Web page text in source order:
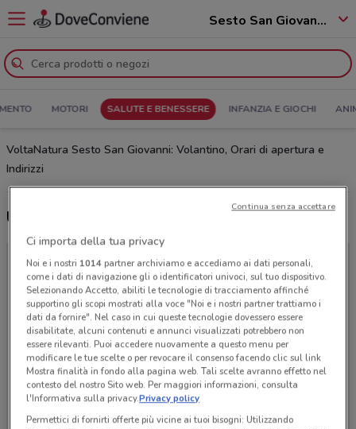
Sesto San Giovanni - 20099
MOTORI SALUTE E BENESSERE INFANZIA E GIOCHI
VoltaNatura Sesto San Giovanni: Volantino, Orari di apertura e
Indirizzi
Ultime offerte del volantino VoltaNatura
Ci importa della tua privacy
Noi e i nostri 1014partner archiviamo e accediamo ai dati personali,
come i dati di navigazione gli o identificatori univoci, sul tuo dispositivo.
Selezionando Accetto, abiliti le tecnologie di tracciamento affinché
supportino gli scopi mostrati alla voce "Noi e i nostri partner trattiamo i
dati da fornire". Nel caso in cui queste tecnologie dovessero essere
disabilitate, alcuni contenuti e annunci visualizzati potrebbero non
essere rilevanti. Puoi accedere nuovamente a questo menu per
modificare le tue scelte o per revocare il consenso facendo clic sul link
Mostra finalità in fondo alla pagina web. Tali scelte avranno effetto nel
contesto del nostro Sito web. Per maggiori informazioni, consulta
l'Informativa sulla privacy.Privacy policy
Permettici di fornirti offerte più vicine ai tuoi bisogni: Utilizzando
Continua senza accettare